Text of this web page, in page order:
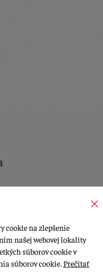
práva vyhradené.
cookie na zlepšenie
našej webovej lokality
súborov cookie v
súborov cookie. Prečítať